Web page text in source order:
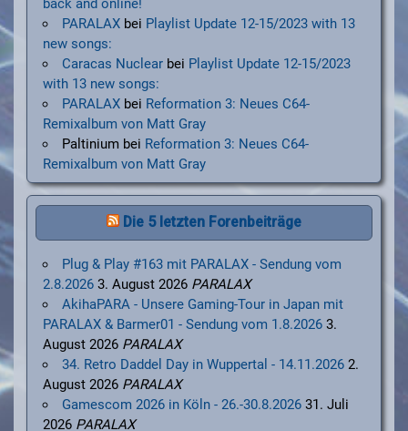
back and online!
PARALAXbei Playlist Update 12-15/2023 with 13
new songs:
Caracas Nuclearbei Playlist Update 12-15/2023
with 13 new songs:
PARALAXbei Reformation 3: Neues C64-
Remixalbum von Matt Gray
Paltiniumbei Reformation 3: Neues C64-
Remixalbum von Matt Gray
Die 5 letzten Forenbeiträge
Plug & Play #163 mit PARALAX - Sendung vom
2.8.2026 3. August 2026 PARALAX
AkihaPARA - Unsere Gaming-Tour in Japan mit
PARALAX & Barmer01 - Sendung vom 1.8.2026 3.
August 2026 PARALAX
34. Retro Daddel Day in Wuppertal - 14.11.2026 2.
August 2026 PARALAX
Gamescom 2026 in Köln - 26.-30.8.2026 31. Juli
2026 PARALAX